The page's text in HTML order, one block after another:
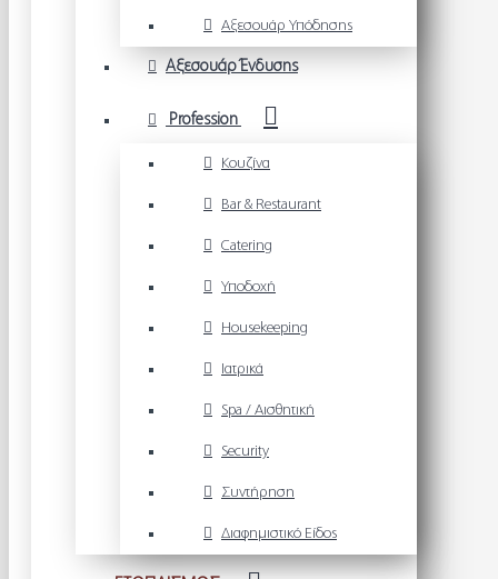
Αξεσουάρ Υπόδησης
Αξεσουάρ Ένδυσης
Profession
Κουζίνα
Bar & Restaurant
Catering
Υποδοχή
Housekeeping
Ιατρικά
Spa / Αισθητική
Security
Συντήρηση
Διαφημιστικό Είδος